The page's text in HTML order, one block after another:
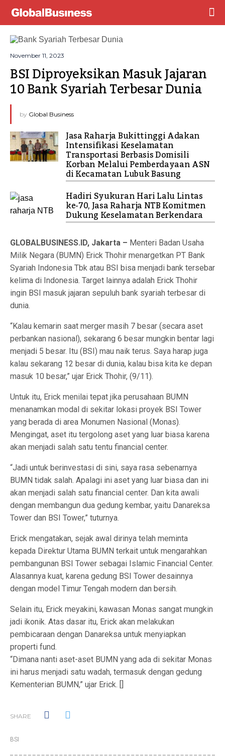
November 11, 2023
BSI Diproyeksikan Masuk Jajaran
10 Bank Syariah Terbesar Dunia
by Global Business
Jasa Raharja Bukittinggi Adakan
Intensifikasi Keselamatan
Transportasi Berbasis Domisili
Korban Melalui Pemberdayaan ASN
di Kecamatan Lubuk Basung
Hadiri Syukuran Hari Lalu Lintas
ke-70, Jasa Raharja NTB Komitmen
Dukung Keselamatan Berkendara
GLOBALBUSINESS.ID, Jakarta – Menteri Badan Usaha
Milik Negara (BUMN) Erick Thohir menargetkan PT Bank
Syariah Indonesia Tbk atau BSI bisa menjadi bank tersebar
kelima di Indonesia. Target lainnya adalah Erick Thohir
ingin BSI masuk jajaran sepuluh bank syariah terbesar di
dunia.
“Kalau kemarin saat merger masih 7 besar (secara aset
perbankan nasional), sekarang 6 besar mungkin bentar lagi
menjadi 5 besar. Itu (BSI) mau naik terus. Saya harap juga
kalau sekarang 12 besar di dunia, kalau bisa kita ke depan
masuk 10 besar,” ujar Erick Thohir, (9/11).
Untuk itu, Erick menilai tepat jika perusahaan BUMN
menanamkan modal di sekitar lokasi proyek BSI Tower
yang berada di area Monumen Nasional (Monas).
Mengingat, aset itu tergolong aset yang luar biasa karena
akan menjadi salah satu tentu financial center.
“Jadi untuk berinvestasi di sini, saya rasa sebenarnya
BUMN tidak salah. Apalagi ini aset yang luar biasa dan ini
akan menjadi salah satu financial center. Dan kita awali
dengan membangun dua gedung kembar, yaitu Danareksa
Tower dan BSI Tower,” tuturnya.
Erick mengatakan, sejak awal dirinya telah meminta
kepada Direktur Utama BUMN terkait untuk mengarahkan
pembangunan BSI Tower sebagai Islamic Financial Center.
Alasannya kuat, karena gedung BSI Tower desainnya
dengan model Timur Tengah modern dan bersih.
Selain itu, Erick meyakini, kawasan Monas sangat mungkin
jadi ikonik. Atas dasar itu, Erick akan melakukan
pembicaraan dengan Danareksa untuk menyiapkan
properti fund.
“Dimana nanti aset-aset BUMN yang ada di sekitar Monas
ini harus menjadi satu wadah, termasuk dengan gedung
Kementerian BUMN,” ujar Erick. []
SHARE
BSI